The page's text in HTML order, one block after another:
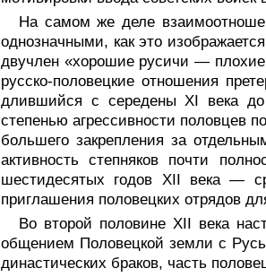
На самом же деле
однозначными, как это
двучлен «хорошие русичи —
русско-половецкие отношения
длившийся с середены XI века до
степенью агрессивности половцев
большего закрепления за
активность степняков почти
шестидесятых годов XII века —
приглашения половецких отрядов
Во второй половине XII века
общением Половецкой земли с
династических браков, часть